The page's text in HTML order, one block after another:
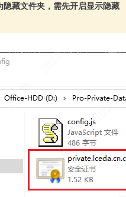
藏文件夹，需先开启显示隐藏